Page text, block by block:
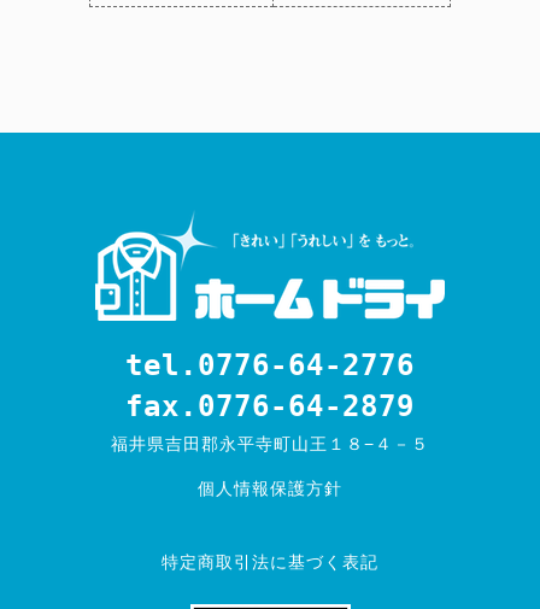
tel.0776-64-2776
fax.0776-64-2879
福井県吉田郡永平寺町山王１８−４－５
個人情報保護方針
特定商取引法に基づく表記